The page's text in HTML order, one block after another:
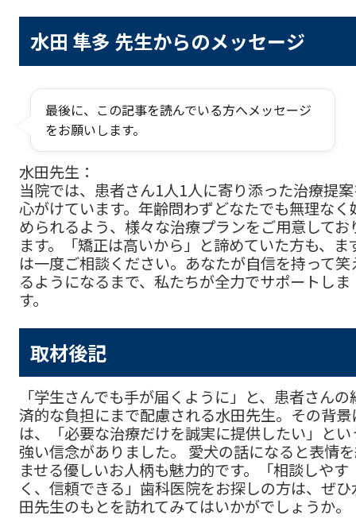
水田 隼多 先生からのメッセージ
最後に、この記事を読んでいる方へメッセージ
をお願いします。
水田先生：
当院では、患者さん1人1人に寄り添った治療提
心がけています。年齢問わずどなたでも無理なく
められるよう、様々な治療プランをご用意してお
ます。「矯正は高いから」と諦めていた方も、ま
は一度ご相談ください。あなたが自信を持って笑
るようになるまで、私たちが全力でサポートしま
す。
取材後記
「学生さんでも手が届くように」と、患者さんの
済的な負担にまで配慮される水田先生。その背景
は、「必要な治療だけを誠実に提供したい」とい
強い信念がありました。 愛犬の話になると表情
ませる優しいお人柄も魅力的です。「相談しやす
く、信頼できる」歯科医院をお探しの方は、ぜひ
田先生のもとを訪れてみてはいかがでしょうか。